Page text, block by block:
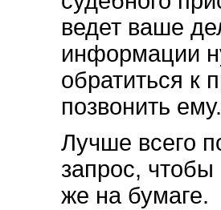
ведет ваше
информации
обратиться к
позвонить ему.
Лучше всего
запрос, чтобы
же на бумаге.